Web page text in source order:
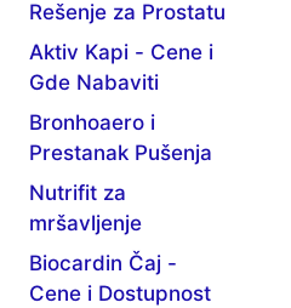
Rešenje za Prostatu
Aktiv Kapi - Cene i
Gde Nabaviti
Bronhoaero i
Prestanak Pušenja
Nutrifit za
mršavljenje
Biocardin Čaj -
Cene i Dostupnost